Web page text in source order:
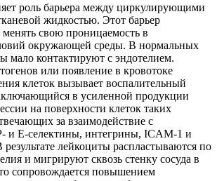
роль барьера между циркулирующими
жидкостью. Этот барьер
свою проницаемость в
окружающей среды. В нормальных
мало контактируют с эндотелием.
или появление в кровотоке
клеток вызывает воспалительный
в усиленной продукции
на поверхности клеток таких
за взаимодействие с
и E-селектины, интегрины, ICAM-1 и
результате лейкоциты распластываются по
и мигрируют сквозь стенку сосуда в
сопровождается повышением